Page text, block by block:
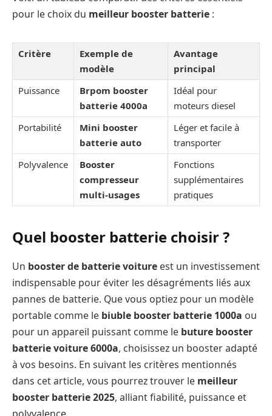
pour le choix du meilleur booster batterie :
Critère
Exemple de
modèle
Avantage
principal
Puissance
Brpom booster
batterie 4000a
Idéal pour
moteurs diesel
Portabilité
Mini booster
batterie auto
Léger et facile à
transporter
Polyvalence
Booster
compresseur
multi-usages
Fonctions
supplémentaires
pratiques
Quel booster batterie choisir ?
Un booster de batterie voiture est un investissement
indispensable pour éviter les désagréments liés aux
pannes de batterie. Que vous optiez pour un modèle
portable comme le biuble booster batterie 1000a ou
pour un appareil puissant comme le buture booster
batterie voiture 6000a, choisissez un booster adapté
à vos besoins. En suivant les critères mentionnés
dans cet article, vous pourrez trouver le meilleur
booster batterie 2025, alliant fiabilité, puissance et